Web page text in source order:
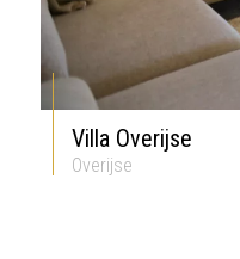
Villa Overijse
Overijse